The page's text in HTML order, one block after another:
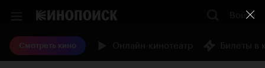
Войти
Смотреть кино